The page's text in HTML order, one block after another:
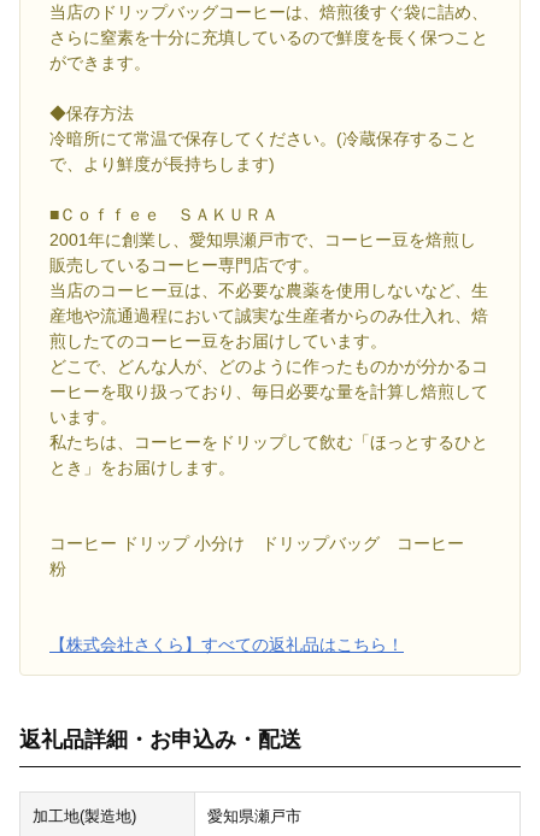
当店のドリップバッグコーヒーは、焙煎後すぐ袋に詰め、
さらに窒素を十分に充填しているので鮮度を長く保つこと
ができます。
◆保存方法
冷暗所にて常温で保存してください。(冷蔵保存すること
で、より鮮度が長持ちします)
■Ｃｏｆｆｅｅ ＳＡＫＵＲＡ
2001年に創業し、愛知県瀬戸市で、コーヒー豆を焙煎し
販売しているコーヒー専門店です。
当店のコーヒー豆は、不必要な農薬を使用しないなど、生
産地や流通過程において誠実な生産者からのみ仕入れ、焙
煎したてのコーヒー豆をお届けしています。
どこで、どんな人が、どのように作ったものかが分かるコ
ーヒーを取り扱っており、毎日必要な量を計算し焙煎して
います。
私たちは、コーヒーをドリップして飲む「ほっとするひと
とき」をお届けします。
コーヒー ドリップ 小分け ドリップバッグ コーヒー
粉
【株式会社さくら】すべての返礼品はこちら！
返礼品詳細・お申込み・配送
加工地(製造地) 愛知県瀬戸市